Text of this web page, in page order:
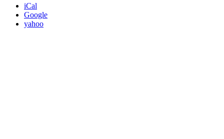
iCal
Google
yahoo